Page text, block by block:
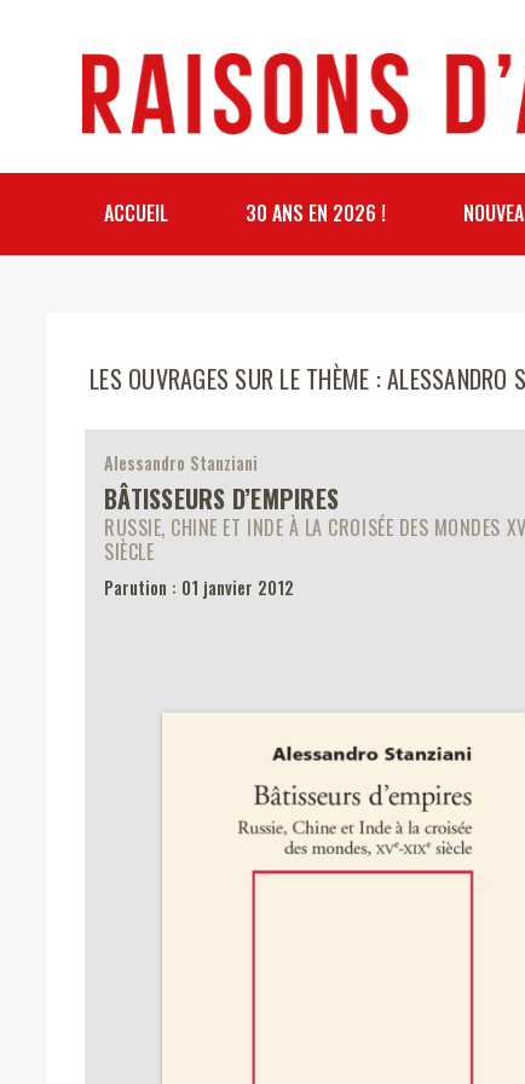
ACCUEIL 30 ANS EN 2026 !
LES OUVRAGES SUR LE THÈME : ALESSANDRO
Alessandro Stanziani
BÂTISSEURS D’EMPIRES
RUSSIE, CHINE ET INDE À LA CROISÉE DES MONDES
SIÈCLE
Parution : 01 janvier 2012